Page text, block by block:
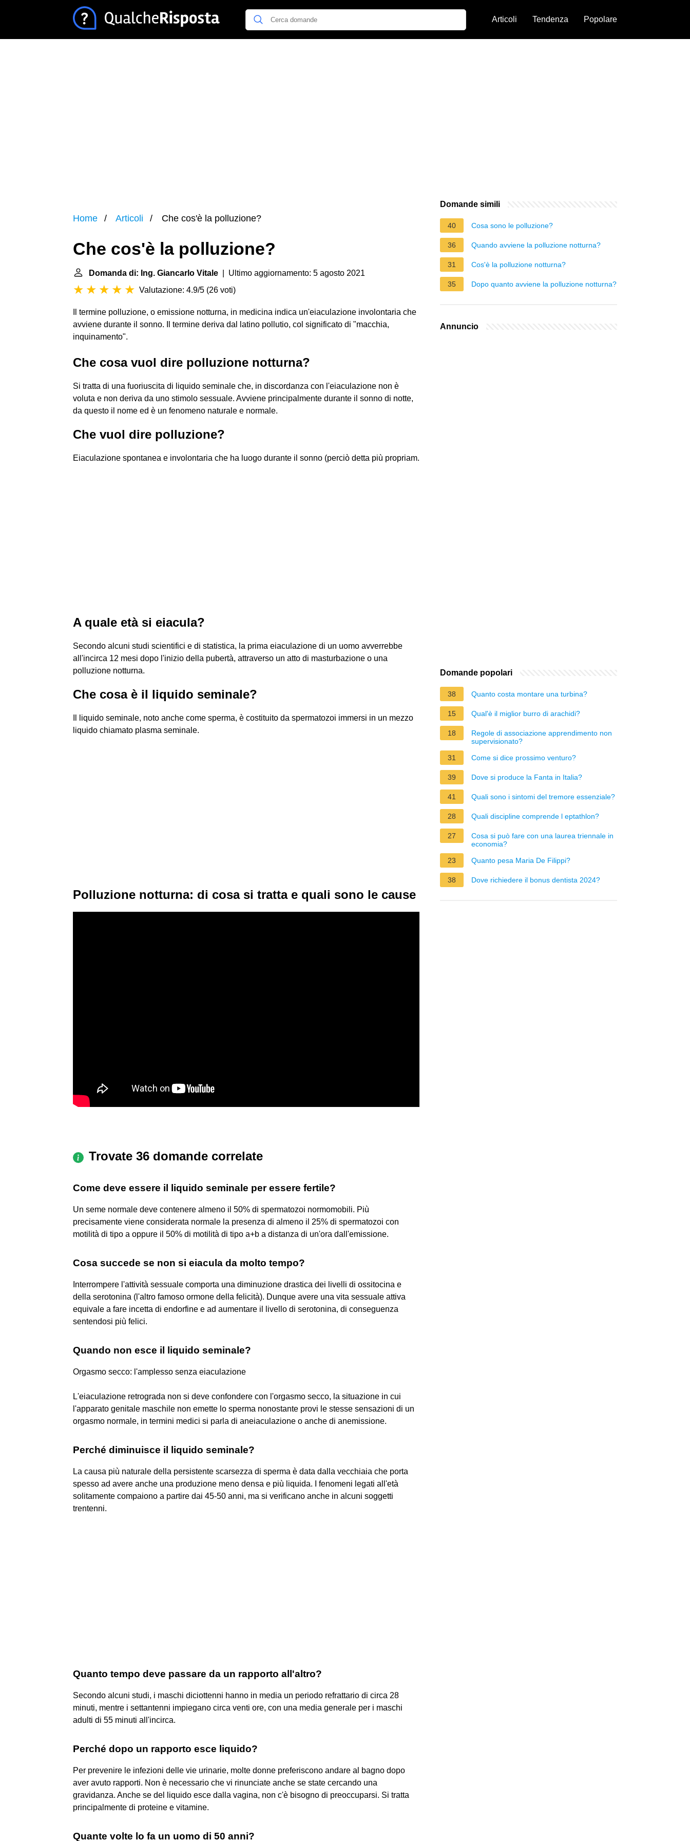
Articoli Tendenza Popolare
Home Articoli Che cos'è la polluzione?
Che cos'è la polluzione?
Domanda di: Ing. Giancarlo Vitale | Ultimo aggiornamento: 5 agosto 2021
Valutazione: 4.9/5 (26 voti)
Il termine polluzione, o emissione notturna, in medicina indica un'eiaculazione involontaria che
avviene durante il sonno. Il termine deriva dal latino pollutio, col significato di "macchia,
inquinamento".
Che cosa vuol dire polluzione notturna?
Si tratta di una fuoriuscita di liquido seminale che, in discordanza con l'eiaculazione non è
voluta e non deriva da uno stimolo sessuale. Avviene principalmente durante il sonno di notte,
da questo il nome ed è un fenomeno naturale e normale.
Che vuol dire polluzione?
Eiaculazione spontanea e involontaria che ha luogo durante il sonno (perciò detta più propriam.
A quale età si eiacula?
Secondo alcuni studi scientifici e di statistica, la prima eiaculazione di un uomo avverrebbe
all'incirca 12 mesi dopo l'inizio della pubertà, attraverso un atto di masturbazione o una
polluzione notturna.
Che cosa è il liquido seminale?
Il liquido seminale, noto anche come sperma, è costituito da spermatozoi immersi in un mezzo
liquido chiamato plasma seminale.
Polluzione notturna: di cosa si tratta e quali sono le cause
Trovate 36 domande correlate
Come deve essere il liquido seminale per essere fertile?
Un seme normale deve contenere almeno il 50% di spermatozoi normomobili. Più
precisamente viene considerata normale la presenza di almeno il 25% di spermatozoi con
motilità di tipo a oppure il 50% di motilità di tipo a+b a distanza di un'ora dall'emissione.
Cosa succede se non si eiacula da molto tempo?
Interrompere l'attività sessuale comporta una diminuzione drastica dei livelli di ossitocina e
della serotonina (l'altro famoso ormone della felicità). Dunque avere una vita sessuale attiva
equivale a fare incetta di endorfine e ad aumentare il livello di serotonina, di conseguenza
sentendosi più felici.
Quando non esce il liquido seminale?
Orgasmo secco: l'amplesso senza eiaculazione
L'eiaculazione retrograda non si deve confondere con l'orgasmo secco, la situazione in cui
l'apparato genitale maschile non emette lo sperma nonostante provi le stesse sensazioni di un
orgasmo normale, in termini medici si parla di aneiaculazione o anche di anemissione.
Perché diminuisce il liquido seminale?
La causa più naturale della persistente scarsezza di sperma è data dalla vecchiaia che porta
spesso ad avere anche una produzione meno densa e più liquida. I fenomeni legati all'età
solitamente compaiono a partire dai 45-50 anni, ma si verificano anche in alcuni soggetti
trentenni.
Quanto tempo deve passare da un rapporto all'altro?
Secondo alcuni studi, i maschi diciottenni hanno in media un periodo refrattario di circa 28
minuti, mentre i settantenni impiegano circa venti ore, con una media generale per i maschi
adulti di 55 minuti all'incirca.
Perché dopo un rapporto esce liquido?
Per prevenire le infezioni delle vie urinarie, molte donne preferiscono andare al bagno dopo
aver avuto rapporti. Non è necessario che vi rinunciate anche se state cercando una
gravidanza. Anche se del liquido esce dalla vagina, non c'è bisogno di preoccuparsi. Si tratta
principalmente di proteine e vitamine.
Quante volte lo fa un uomo di 50 anni?
Domande simili
40 Cosa sono le polluzione?
36 Quando avviene la polluzione notturna?
31 Cos'è la polluzione notturna?
35 Dopo quanto avviene la polluzione notturna?
Annuncio
Domande popolari
38 Quanto costa montare una turbina?
15 Qual'è il miglior burro di arachidi?
18
Regole di associazione apprendimento non
supervisionato?
31
Come si dice prossimo venturo?
39 Dove si produce la Fanta in Italia?
41 Quali sono i sintomi del tremore essenziale?
28 Quali discipline comprende l eptathlon?
27
Cosa si può fare con una laurea triennale in
economia?
23
Quanto pesa Maria De Filippi?
38 Dove richiedere il bonus dentista 2024?